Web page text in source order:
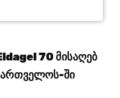
70 მისაღებ
ში